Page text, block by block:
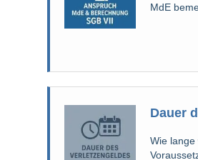
MdE
Dauer
Wie lange